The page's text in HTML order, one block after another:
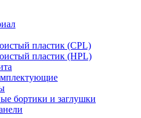
пластик (CPL)
пластик (HPL)
бортики и заглушки